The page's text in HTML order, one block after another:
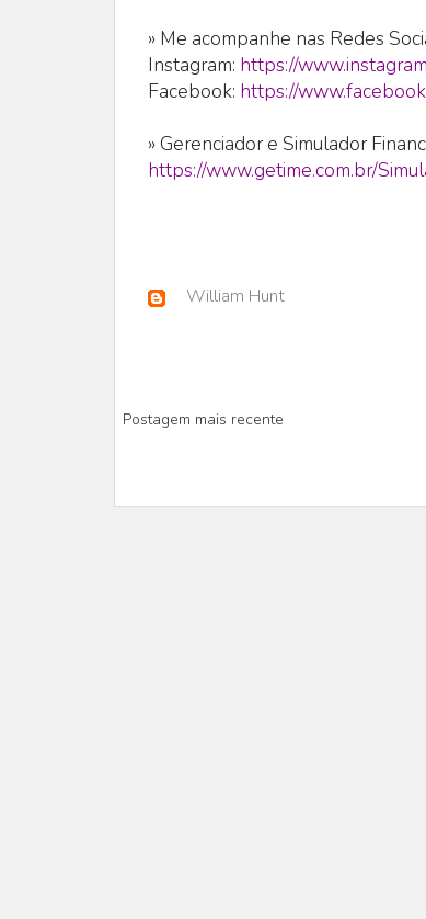
» Me acompanhe nas Redes
Instagram: https://
Facebook: https://
» Gerenciador e Simulador
https://www.getime.com.br/
William Hunt
Postagem mais recente